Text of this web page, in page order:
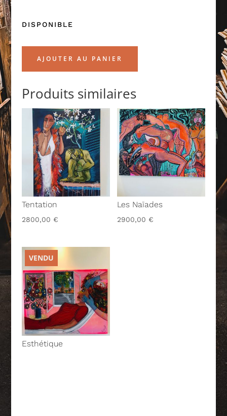
DISPONIBLE
AJOUTER AU PANIER
Produits similaires
Tentation
2800,00 €
Les Naïades
2900,00 €
VENDU
Esthétique